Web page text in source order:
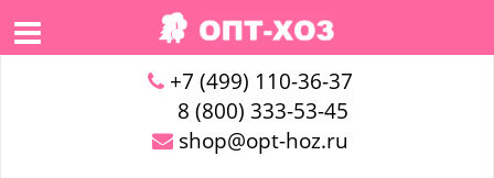
+7 (499) 110-36-37
8 (800) 333-53-45
shop@opt-hoz.ru